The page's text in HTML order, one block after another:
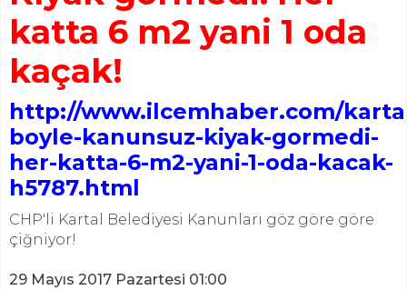
katta 6 m2 yani 1 oda
kaçak!
http://www.ilcemhaber.com/
boyle-kanunsuz-kiyak-gormedi-
her-katta-6-m2-yani-1-oda-kacak-
h5787.html
CHP'li Kartal Belediyesi Kanunları göz göre göre
çiğniyor!
29 Mayıs 2017 Pazartesi 01:00